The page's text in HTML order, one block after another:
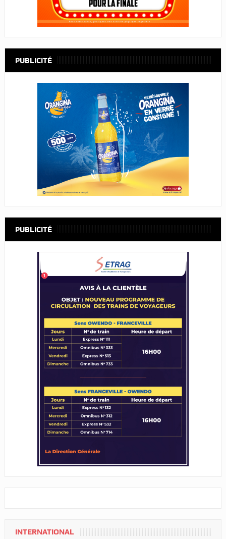
PUBLICITÉ
PUBLICITÉ
INTERNATIONAL